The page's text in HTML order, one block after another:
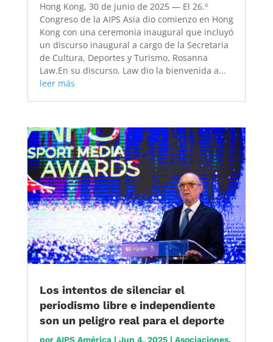
Hong Kong, 30 de junio de 2025 — El 26.º
Congreso de la AIPS Asia dio comienzo en Hong
Kong con una ceremonia inaugural que incluyó
un discurso inaugural a cargo de la Secretaria
de Cultura, Deportes y Turismo, Rosanna
Law.En su discurso, Law dio la bienvenida a...
leer más
Los intentos de silenciar el
periodismo libre e independiente
son un peligro real para el deporte
por AIPS América| Jun 4, 2025| Asociaciones,